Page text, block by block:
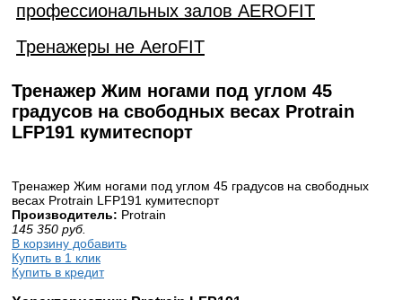
профессиональных залов AEROFIT
Тренажеры не AeroFIT
Тренажер Жим ногами под углом 45
градусов на свободных весах Protrain
LFP191 кумитеспорт
Тренажер Жим ногами под углом 45 градусов на свободных
весах Protrain LFP191 кумитеспорт
Производитель: Protrain
145 350 руб.
В корзину добавить
Купить в 1 клик
Купить в кредит